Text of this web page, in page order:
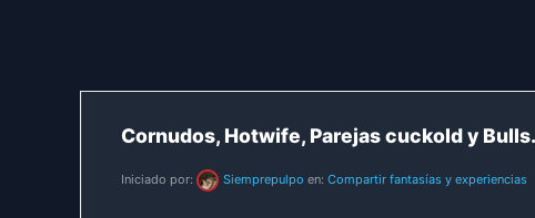
Cornudos, Hotwife, Parejas cuckold y Bulls.
Iniciado por: Siemprepulpo en: Compartir fantasías y experiencias